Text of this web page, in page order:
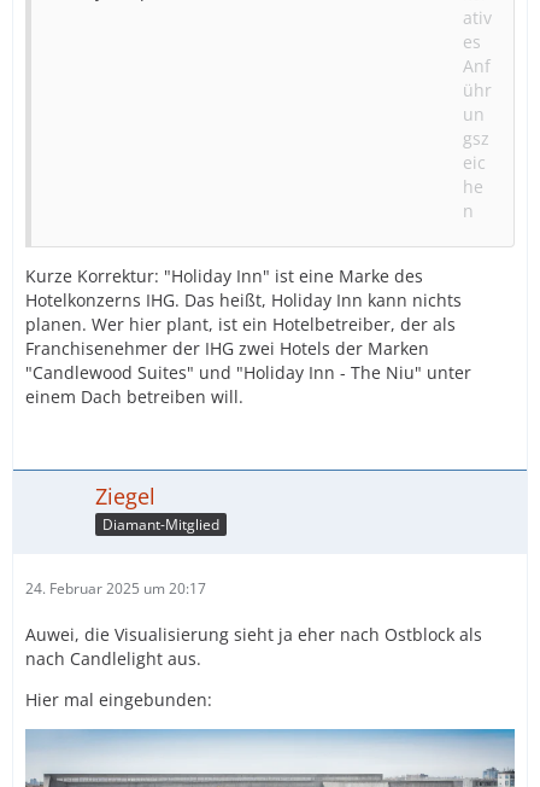
Kurze Korrektur: "Holiday Inn" ist eine Marke des
Hotelkonzerns IHG. Das heißt, Holiday Inn kann nichts
planen. Wer hier plant, ist ein Hotelbetreiber, der als
Franchisenehmer der IHG zwei Hotels der Marken
"Candlewood Suites" und "Holiday Inn - The Niu" unter
einem Dach betreiben will.
Ziegel
Diamant-Mitglied
24. Februar 2025 um 20:17
Auwei, die Visualisierung sieht ja eher nach Ostblock als
nach Candlelight aus.
Hier mal eingebunden: